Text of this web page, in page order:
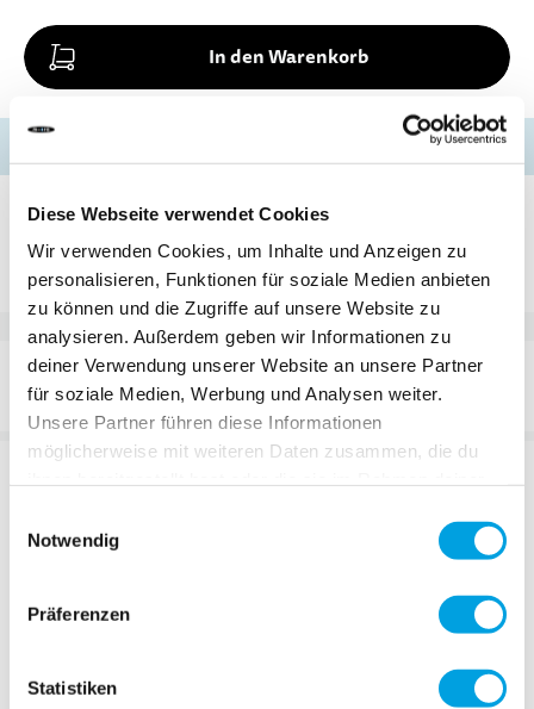
Diese Webseite verwendet Cookies
Wir verwenden Cookies, um Inhalte und Anzeigen zu
personalisieren, Funktionen für soziale Medien anbieten
zu können und die Zugriffe auf unsere Website zu
analysieren. Außerdem geben wir Informationen zu
deiner Verwendung unserer Website an unsere Partner
für soziale Medien, Werbung und Analysen weiter.
Unsere Partner führen diese Informationen
möglicherweise mit weiteren Daten zusammen, die du
Notwendig
Präferenzen
Statistiken
In den Warenkorb
Beeile dich! Nur noch 4 Artikel verfügbar.
Zur Wunschliste hinzufügen
Zur Vergleichsliste hinzufügen
DETAILS
Lade deinen Microlino mit dem ICCB Charger – dem
ultimativen Haushaltsgerät für Elektromobilität! Dieser
intelligente Ladestecker wurde speziell für den Microlino
entwickelt und bietet eine bequeme Möglichkeit, dein
Der ICCB Charger ist benutzerfreundlich und effizient. Mit